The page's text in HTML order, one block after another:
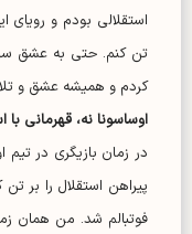
استقلالی بودم و رویای
تن کنم. حتی به عشق
کردم و همیشه عشق و
اوساسونا نه، قهرمانی
در زمان بازیگری در تیم
پیراهن استقلال را بر
فوتبالم شد. من همان